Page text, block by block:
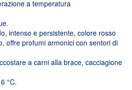
a temperatura
intenso e persistente, colore rosso
offre profumi armonici con sentori di
a carni alla brace, cacciagione
°C.